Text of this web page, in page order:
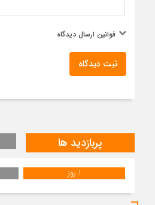
قوانین ارسال دیدگاه
ثبت دیدگاه
پربازدید ها
1 روز